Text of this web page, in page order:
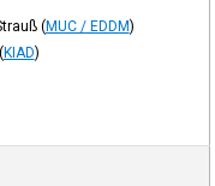
(MUC / EDDM)
(KIAD)